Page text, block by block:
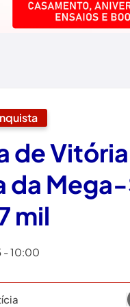
de
da
mil
- 10:00